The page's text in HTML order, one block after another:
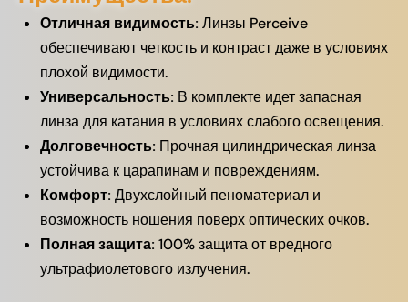
Отличная видимость: Линзы Perceive
обеспечивают четкость и контраст даже в условиях
плохой видимости.
Универсальность: В комплекте идет запасная
линза для катания в условиях слабого освещения.
Долговечность: Прочная цилиндрическая линза
устойчива к царапинам и повреждениям.
Комфорт: Двухслойный пеноматериал и
возможность ношения поверх оптических очков.
Полная защита: 100% защита от вредного
ультрафиолетового излучения.